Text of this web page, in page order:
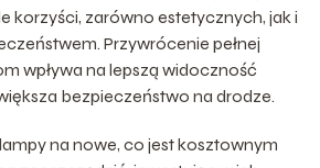
korzyści, zarówno estetycznych, jak i
Przywrócenie pełnej
wpływa na lepszą widoczność
bezpieczeństwo na drodze.
na nowe, co jest kosztownym